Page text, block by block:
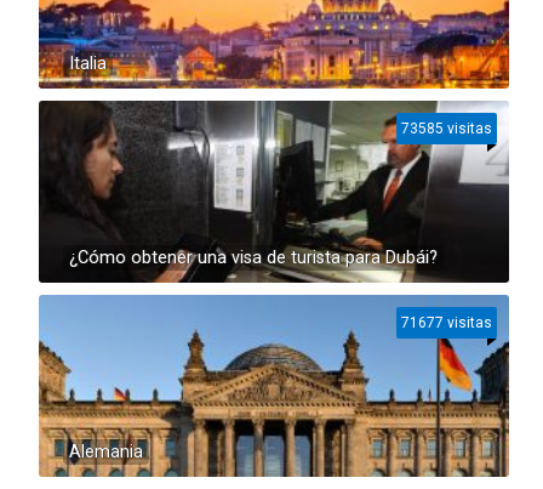
Italia
¿Cómo obtener una visa de turista para Dubái?
73585 visitas
Alemania
71677 visitas